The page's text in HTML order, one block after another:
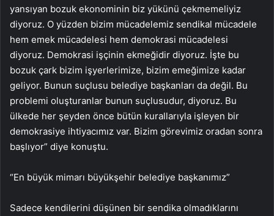
yansıyan bozuk ekonominin biz yükünü çekmemeliyiz
diyoruz. O yüzden bizim mücadelemiz sendikal mücadele
hem emek mücadelesi hem demokrasi mücadelesi
diyoruz. Demokrasi işçinin ekmeğidir diyoruz. İşte bu
bozuk çark bizim işyerlerimize, bizim emeğimize kadar
geliyor. Bunun suçlusu belediye başkanları da değil. Bu
problemi oluşturanlar bunun suçlusudur, diyoruz. Bu
ülkede her şeyden önce bütün kurallarıyla işleyen bir
demokrasiye ihtiyacımız var. Bizim görevimiz oradan sonra
başlıyor” diye konuştu.
“En büyük mimarı büyükşehir belediye başkanımız”
Sadece kendilerini düşünen bir sendika olmadıklarını